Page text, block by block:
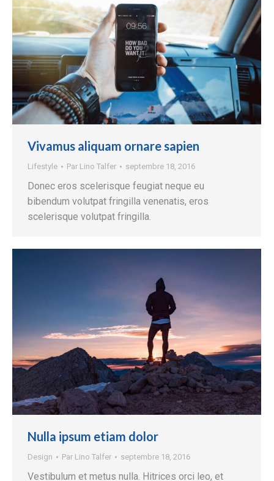
Vivamus aliquam ornare sapien
Lifestyle Par Lino Talfer septembre 18, 2016
Donec eros scelerisque feugiat neque eu
bibendum volutpat fringilla venenatis, eros
scelerisque volutpat fringilla.
Nulla ipsum etiam dolor
Design Par Lino Talfer septembre 18, 2016
Vestibulum et metus nulla. Hitrices orci leo, et